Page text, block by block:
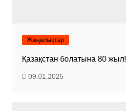
Жаңалықтар
Қазақстан болатына 80 жыл!
09.01.2025